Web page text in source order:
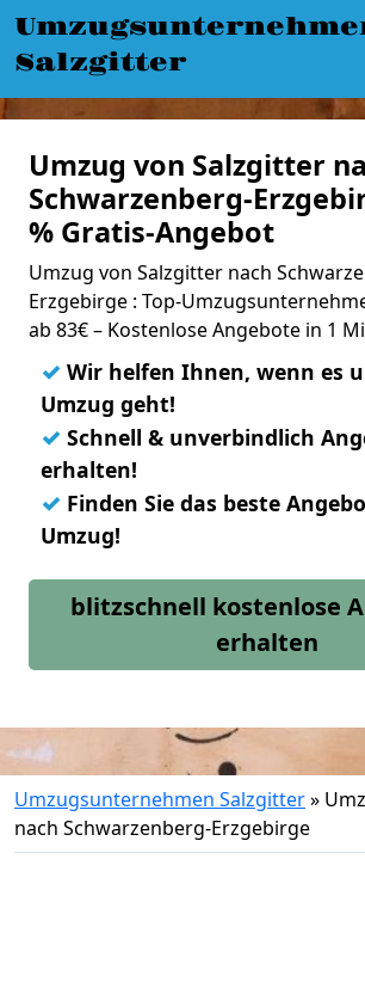
Salzgitter
Umzug von Salzgitter
Schwarzenberg-
% Gratis-Angebot
Umzug von Salzgitter nach
Erzgebirge : Top-
ab 83€ – Kostenlose Angebote in 1
✓ Wir helfen Ihnen, wenn es
Umzug geht!
✓ Schnell & unverbindlich
erhalten!
✓ Finden Sie das beste
Umzug!
blitzschnell kostenlose
erhalten
Umzugsunternehmen Salzgitter»
nach Schwarzenberg-Erzgebirge